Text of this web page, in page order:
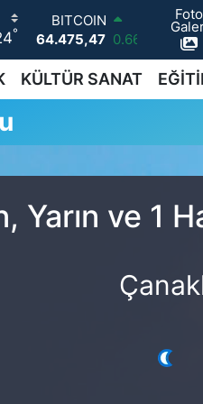
°
BITCOIN
64.475,47 0.66
DOLAR
47,5971 0.05
EURO
GRAM ALTIN
BİST100
13.703
0
Foto
KÜLTÜR SANAT
Yarın ve 1